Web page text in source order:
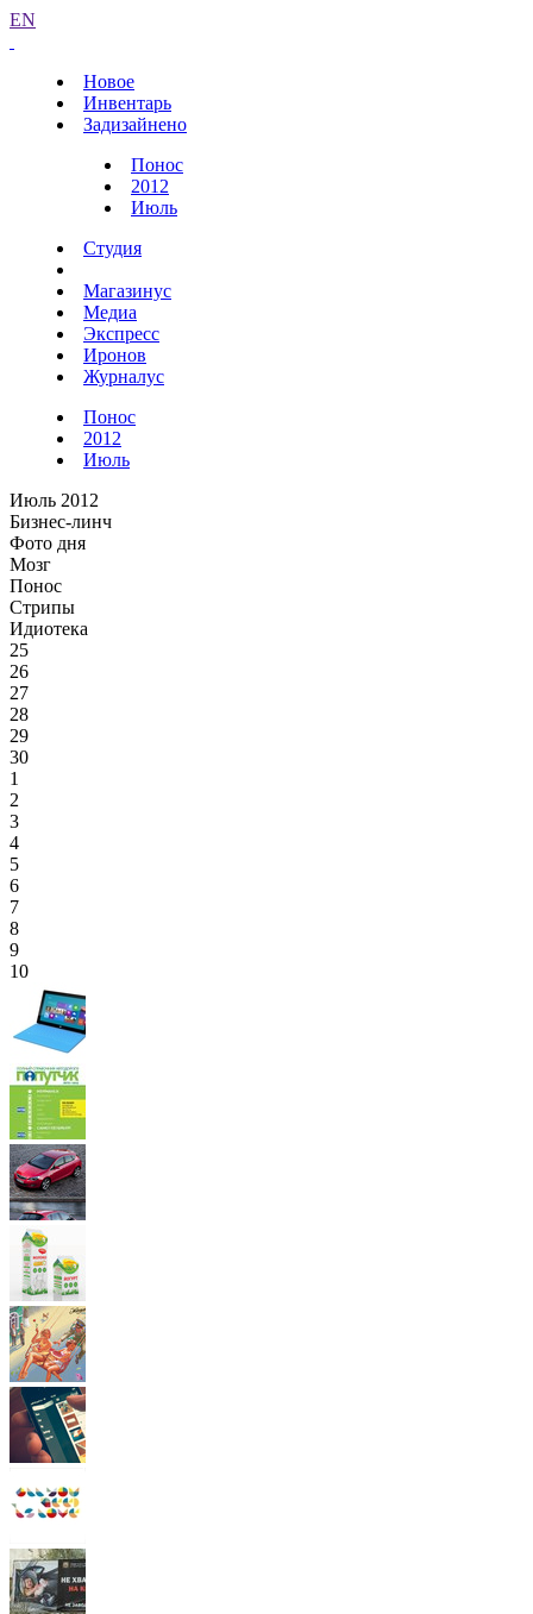
EN
Новое
Инвентарь
Задизайнено
Понос
2012
Июль
Студия
Магазинус
Медиа
Экспресс
Иронов
Журналус
Понос
2012
Июль
Июль 2012
Бизнес-линч
Фото дня
Мозг
Понос
Стрипы
Идиотека
25
26
27
28
29
30
1
2
3
4
5
6
7
8
9
10